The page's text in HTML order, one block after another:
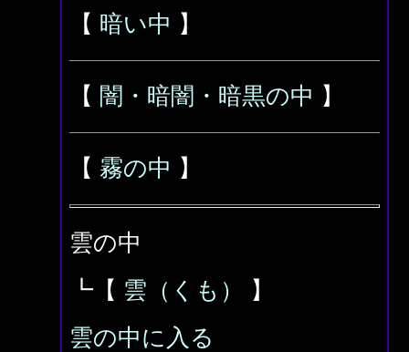
【 暗い中 】
【 闇・暗闇・暗黒の中 】
【 霧の中 】
雲の中
┗【 雲（くも）
】
雲の中に入る